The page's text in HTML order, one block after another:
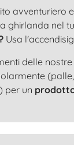
avventuriero
ghirlanda nel
Usa
delle
per un